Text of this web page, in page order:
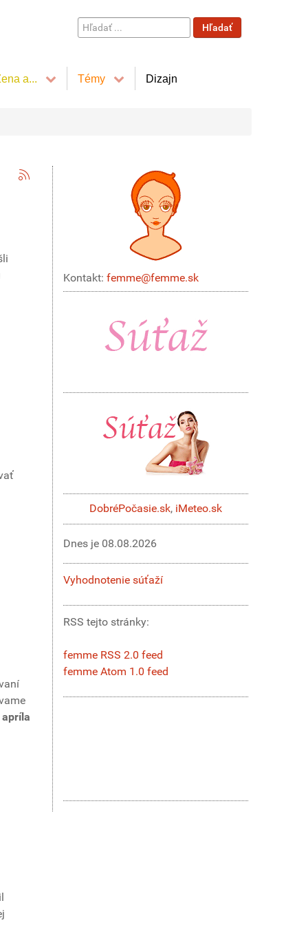
Hľadať
...
Hľadať
a... Témy Dizajn
Kontakt: femme@femme.sk
DobréPočasie.sk, iMeteo.sk
Dnes je 08.08.2026
Vyhodnotenie súťaží
RSS tejto stránky:
femme RSS 2.0 feed
femme Atom 1.0 feed